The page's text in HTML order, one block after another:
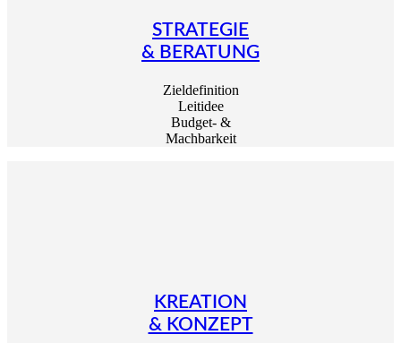
STRATEGIE
& BERATUNG
Zieldefinition
Leitidee
Budget- &
Machbarkeit
KREATION
& KONZEPT